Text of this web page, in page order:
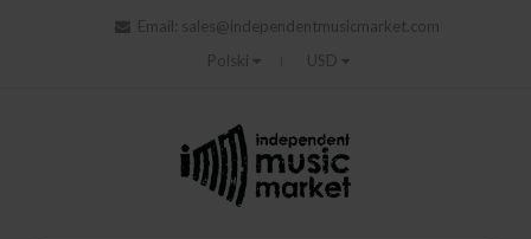
Email:
sales@independentmusicmarket.com
Polski
USD